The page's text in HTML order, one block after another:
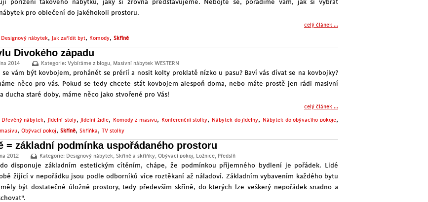
pořízení takového nábytku, jaký si zrovna představujeme. Nebojte se, poradíme vám, jak si vybrat
pro oblečení do jakéhokoli prostoru.
celý článek ...
Designový nábytek, Jak zařídit byt, Komody, Skříně
Divokého západu
2014 Kategorie: Vybíráme z blogu, Masivní nábytek WESTERN
se vám být kovbojem, prohánět se prérií a nosit kolty proklatě nízko u pasu? Baví vás dívat se na kovbojky?
něco pro vás. Pokud se tedy chcete stát kovbojem alespoň doma, nebo máte prostě jen rádi masivní
a ducha staré doby, máme něco jako stvořené pro Vás!
celý článek ...
Dřevěný nábytek, Jídelní stoly, Jídelní židle, Komody z masivu, Konferenční stolky, Nábytek do jídelny, Nábytek do obývacího pokoje,
, Obývací pokoj, Skříně, Skříňka, TV stolky
= základní podmínka uspořádaného prostoru
2012 Kategorie: Designový nábytek, Skříně a skříňky, Obývací pokoj, Ložnice, Předsíň
disponuje základním estetickým cítěním, chápe, že podmínkou příjemného bydlení je pořádek. Lidé
žijící v nepořádku jsou podle odborníků více roztěkaní až náladoví. Základním vybavením každého bytu
být dostatečné úložné prostory, tedy především skříně, do kterých lze veškerý nepořádek snadno a